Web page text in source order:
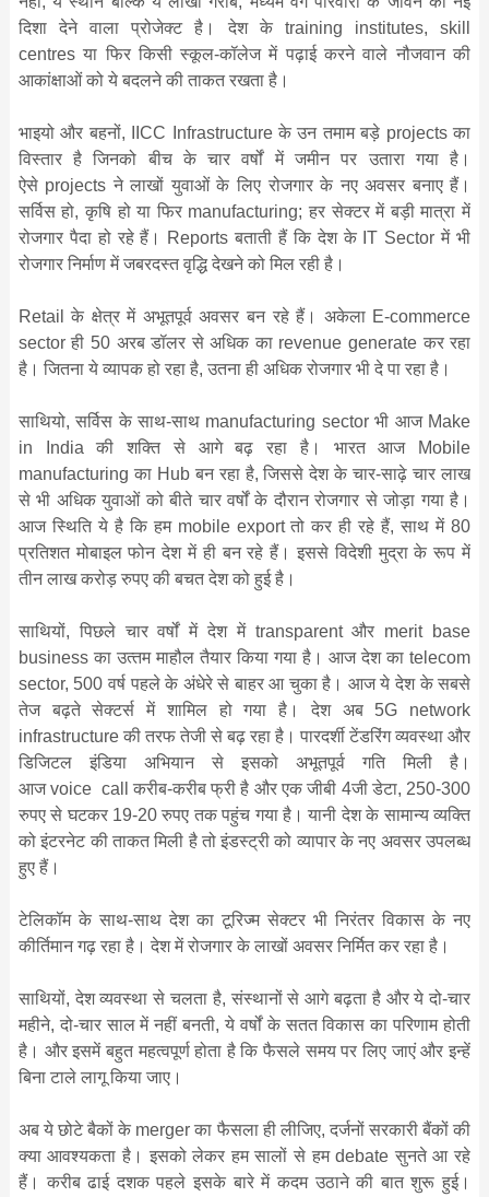
दिशा देने वाला प्रोजेक्‍ट है। देश के training institutes, skill
centres या फिर किसी स्‍कूल-कॉलेज में पढ़ाई करने वाले नौजवान की
आकांक्षाओं को ये बदलने की ताकत रखता है।
भाइयो और बहनों, IICC Infrastructure के उन तमाम बड़े projects का
विस्‍तार है जिनको बीच के चार वर्षों में जमीन पर उतारा गया है।
ऐसे projects ने लाखों युवाओं के लिए रोजगार के नए अवसर बनाए हैं।
सर्विस हो, कृषि हो या फिर manufacturing; हर सेक्‍टर में बड़ी मात्रा में
रोजगार पैदा हो रहे हैं। Reports बताती हैं कि देश के IT Sector में भी
रोजगार निर्माण में जबरदस्‍त वृद्धि देखने को मिल रही है।
Retail के क्षेत्र में अभूतपूर्व अवसर बन रहे हैं। अकेला E-commerce
sector ही 50 अरब डॉलर से अधिक का revenue generate कर रहा
है। जितना ये व्‍यापक हो रहा है, उतना ही अधिक रोजगार भी दे पा रहा है।
साथियो, सर्विस के साथ-साथ manufacturing sector भी आज Make
in India की शक्ति से आगे बढ़ रहा है। भारत आज Mobile
manufacturing का Hub बन रहा है, जिससे देश के चार-साढ़े चार लाख
से भी अधिक युवाओं को बीते चार वर्षों के दौरान रोजगार से जोड़ा गया है।
आज स्थिति ये है कि हम mobile export तो कर ही रहे हैं, साथ में 80
प्रतिशत मोबाइल फोन देश में ही बन रहे हैं। इससे विदेशी मुद्रा के रूप में
तीन लाख करोड़ रुपए की बचत देश को हुई है।
साथियों, पिछले चार वर्षों में देश में transparent और merit base
business का उत्‍तम माहौल तैयार किया गया है। आज देश का telecom
sector, 500 वर्ष पहले के अंधेरे से बाहर आ चुका है। आज ये देश के सबसे
तेज बढ़ते सेक्‍टर्स में शामिल हो गया है। देश अब 5G network
infrastructure की तरफ तेजी से बढ़ रहा है। पारदर्शी टेंडरिंग व्‍यवस्‍था और
डिजिटल इंडिया अभियान से इसको अभूतपूर्व गति मिली है।
आज voice call करीब-करीब फ्री है और एक जीबी 4जी डेटा, 250-300
रुपए से घटकर 19-20 रुपए तक पहुंच गया है। यानी देश के सामान्‍य व्‍यक्ति
को इंटरनेट की ताकत मिली है तो इं‍डस्‍ट्री को व्‍यापार के नए अवसर उपलब्‍ध
हुए हैं।
टेलिकॉम के साथ-साथ देश का टूरिज्‍म सेक्‍टर भी निरंतर विकास के नए
कीर्तिमान गढ़ रहा है। देश में रोजगार के लाखों अवसर निर्मित कर रहा है।
साथियों, देश व्‍यवस्‍था से चलता है, संस्‍थानों से आगे बढ़ता है और ये दो-चार
महीने, दो-चार साल में नहीं बनती, ये वर्षों के सतत विकास का परिणाम होती
है। और इसमें बहुत महत्‍वपूर्ण होता है कि फैसले समय पर लिए जाएं और इन्‍हें
बिना टाले लागू किया जाए।
अब ये छोटे बैकों के merger का फैसला ही लीजिए, दर्जनों सरकारी बैंकों की
क्‍या आवश्‍यकता है। इसको लेकर हम सालों से हम debate सुनते आ रहे
हैं। करीब ढाई दशक पहले इसके बारे में कदम उठाने की बात शुरू हुई।